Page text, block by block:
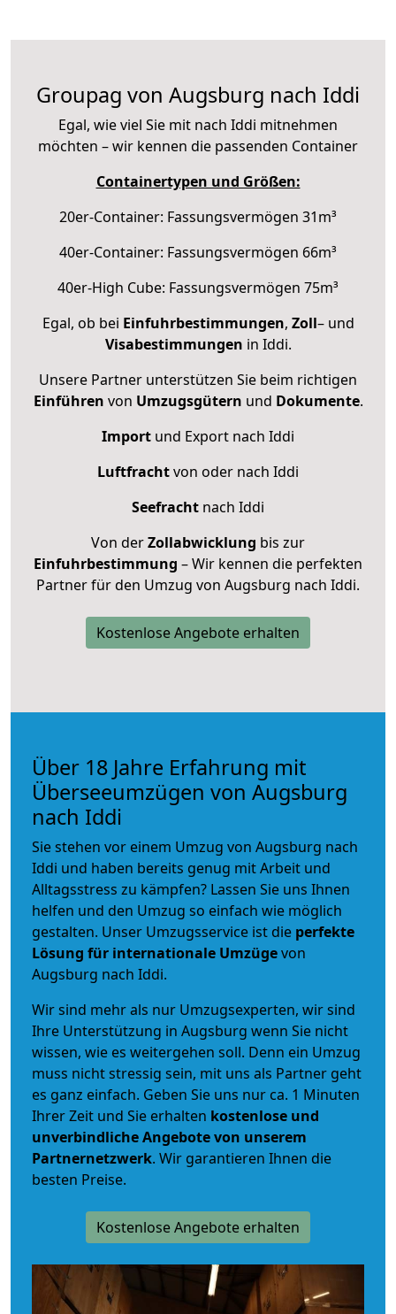
Groupag von Augsburg nach Iddi
Egal, wie viel Sie mit nach Iddi mitnehmen
möchten – wir kennen die passenden Container
Containertypen und Größen:
20er-Container: Fassungsvermögen 31m³
40er-Container: Fassungsvermögen 66m³
40er-High Cube: Fassungsvermögen 75m³
Egal, ob bei Einfuhrbestimmungen, Zoll– und
Visabestimmungen in Iddi.
Unsere Partner unterstützen Sie beim richtigen
Einführen von Umzugsgütern und Dokumente.
Import und Export nach Iddi
Luftfrachtvon oder nach Iddi
Seefracht nach Iddi
Von derZollabwicklung bis zur
Einfuhrbestimmung – Wir kennen die perfekten
Partner für den Umzug von Augsburg nach Iddi.
Kostenlose Angebote erhalten
Über 18 Jahre Erfahrung mit
Überseeumzügen von Augsburg
nach Iddi
Sie stehen vor einem Umzug von Augsburg nach
Iddi und haben bereits genug mit Arbeit und
Alltagsstress zu kämpfen? Lassen Sie uns Ihnen
helfen und den Umzug so einfach wie möglich
gestalten. Unser Umzugsservice ist die perfekte
Lösung für internationale Umzügevon
Augsburg nach Iddi.
Wir sind mehr als nur Umzugsexperten, wir sind
Ihre Unterstützung in Augsburg wenn Sie nicht
wissen, wie es weitergehen soll. Denn ein Umzug
muss nicht stressig sein, mit uns als Partner geht
es ganz einfach. Geben Sie uns nur ca. 1 Minuten
Ihrer Zeit und Sie erhalten kostenlose und
unverbindlicheAngebote von unserem
Partnernetzwerk. Wir garantieren Ihnen die
besten Preise.
Kostenlose Angebote erhalten